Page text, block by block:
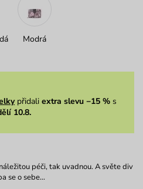
Modrá
přidali extra slevu −15 %s
10.8.
péči, tak uvadnou. A světe div
se o sebe…